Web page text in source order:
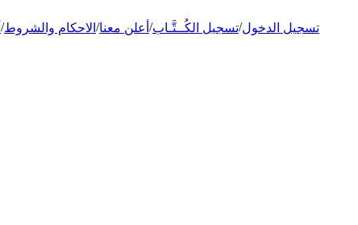
تسجيل الدخول/تسجيل الكُــتَّـاب/ أعلن معنا/ الاحكام والشروط/